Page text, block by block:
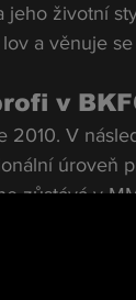
jeho životní
a věnuje
v
2010. V
úroveň
zůstává v
(Bare